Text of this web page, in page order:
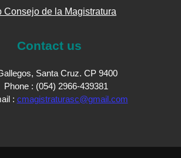
Consejo de la Magistratura
Contact us
Santa Cruz. CP 9400
Phone : (054) 2966-439381
: cmagistraturasc@gmail.com